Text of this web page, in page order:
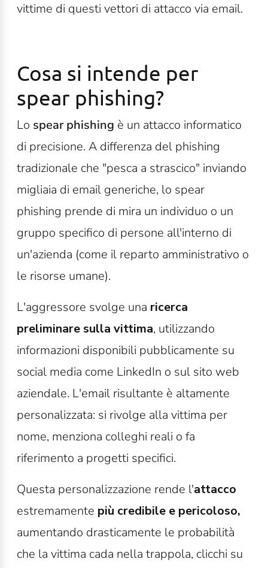
vittime di questi vettori di attacco via email.
Cosa si intende per
spear phishing?
Lo spear phishing è un attacco informatico
di precisione. A differenza del phishing
tradizionale che "pesca a strascico" inviando
migliaia di email generiche, lo spear
phishing prende di mira un individuo o un
gruppo specifico di persone all'interno di
un'azienda (come il reparto amministrativo o
le risorse umane).
L'aggressore svolge una ricerca
preliminare sulla vittima, utilizzando
informazioni disponibili pubblicamente su
social media come LinkedIn o sul sito web
aziendale. L'email risultante è altamente
personalizzata: si rivolge alla vittima per
nome, menziona colleghi reali o fa
riferimento a progetti specifici.
Questa personalizzazione rende l'attacco
estremamente più credibile e pericoloso,
aumentando drasticamente le probabilità
che la vittima cada nella trappola, clicchi su